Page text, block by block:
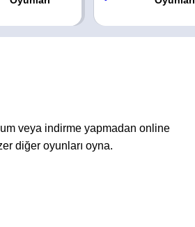
veya indirme yapmadan online
diğer oyunları oyna.